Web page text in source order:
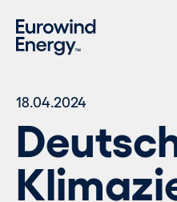
18.04.2024